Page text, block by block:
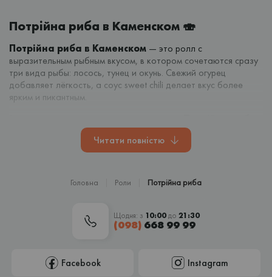
Потрійна риба в Каменском 🍣
Потрійна риба в Каменском — это ролл с
выразительным рыбным вкусом, в котором сочетаются сразу
три вида рыбы: лосось, тунец и окунь. Свежий огурец
добавляет лёгкость, а соус sweet chili делает вкус более
ярким и пикантным.
выглядит необычно и аппетитно. Это хороший вариант для
тех, кто хочет попробовать что-то интереснее классических
Если вы хотитезаказать суши в Каменском с
, этот ролл станет отличным выбором для
— свежие ингредиенты и честные цены 😊
Читати повністю
Головна Роли Потрійна риба
Щодня: з 10:00до 21:30
(098) 668 99 99
Facebook Instagram